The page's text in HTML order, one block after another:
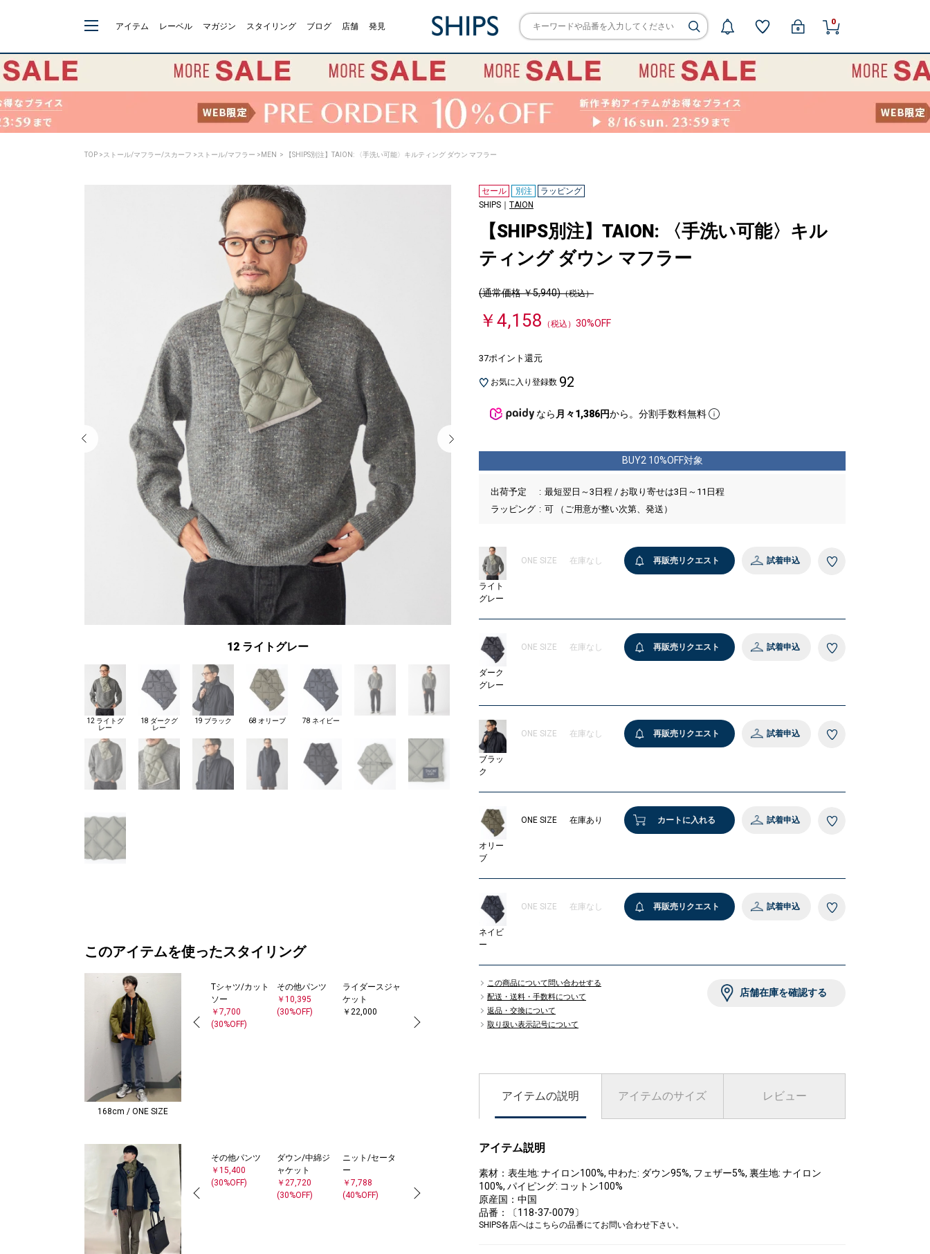
アイテム レーベル マガジン スタイリング ブログ 店舗 発見 0
TOP > ストール/マフラー/スカーフ > ストール/マフラー > MEN > 【SHIPS別注】TAION: 〈手洗い可能〉キルティング ダウン マフラー
12 ライトグレー 18 ダークグレー
12 ライトグ
レー
18 ダークグ
レー
19 ブラック 68 オリーブ 78 ネイビー
このアイテムを使ったスタイリング
168cm / ONE SIZE
Tシャツ/カット
ソー
￥7,700
(30%OFF)
その他パンツ
￥10,395
(30%OFF)
ライダースジャ
ケット
￥22,000
クラッチバッグ
￥25,300
その他パンツ
￥15,400
(30%OFF)
ダウン/中綿ジ
ャケット
￥27,720
(30%OFF)
ニット/セータ
ー
￥7,788
(40%OFF)
￥6,930
(30%OFF)
セール 別注
ラッピング
SHIPS｜ TAION
【SHIPS別注】TAION: 〈手洗い可能〉キル
ティング ダウン マフラー
(通常価格 ￥5,940)（税込）
￥4,158 （税込） 30%OFF
37ポイント還元
お気に入り登録数 92
なら 月々1,386円から。分割手数料無料
BUY2 10%OFF対象
出荷予定
最短翌日～3日程 / お取り寄せは3日～11日程
ラッピング
可 （ご用意が整い次第、発送）
ライト
グレー
ONE SIZE 在庫なし 再販売リクエスト 試着申込
ダーク
グレー
ONE SIZE 在庫なし 再販売リクエスト 試着申込
ブラッ
ク
ONE SIZE 在庫なし 再販売リクエスト 試着申込
オリー
ブ
ONE SIZE 在庫あり カートに入れる 試着申込
ネイビ
ー
ONE SIZE 在庫なし 再販売リクエスト 試着申込
この商品について問い合わせする
配送・送料・手数料について
返品・交換について
取り扱い表示記号について
店舗在庫を確認する
アイテムの説明 アイテムのサイズ レビュー
アイテム説明
素材：表生地: ナイロン100%, 中わた: ダウン95%, フェザー5%, 裏生地: ナイロン
100%, パイピング: コットン100%
原産国：中国
品番：〔118-37-0079〕
SHIPS各店へはこちらの品番にてお問い合わせ下さい。